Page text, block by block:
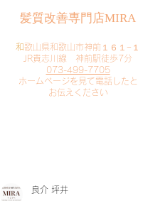
​髪質改善専門店MIRA
​和歌山県和歌山市神前１６１−１
JR貴志川線 神前駅徒歩7分
073-499-7705
​ホームページを見て電話したと
お伝えください
良介 坪井